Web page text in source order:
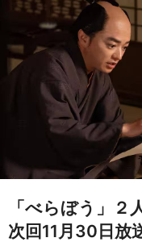
「べらぼう」２
次回11月30日放